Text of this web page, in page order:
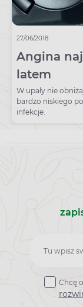
27/06/2018
Angina
latem
W upały nie
bardzo niskiego
infekcje.
Zapisz
do
Chcę